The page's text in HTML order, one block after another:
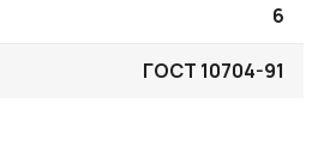
6
ГОСТ 10704-91